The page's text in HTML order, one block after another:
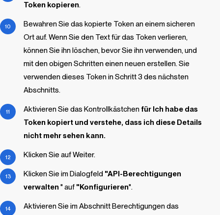
Token kopieren.
Bewahren Sie das kopierte Token an einem sicheren
Ort auf. Wenn Sie den Text für das Token verlieren,
können Sie ihn löschen, bevor Sie ihn verwenden, und
mit den obigen Schritten einen neuen erstellen. Sie
verwenden dieses Token in Schritt 3 des nächsten
Abschnitts.
Aktivieren Sie das Kontrollkästchen für Ich habe das
Token kopiert und verstehe, dass ich diese Details
nicht mehr sehen kann.
Klicken Sie auf Weiter.
Klicken Sie im Dialogfeld "API-Berechtigungen
verwalten" auf "Konfigurieren".
Aktivieren Sie im Abschnitt Berechtigungen das